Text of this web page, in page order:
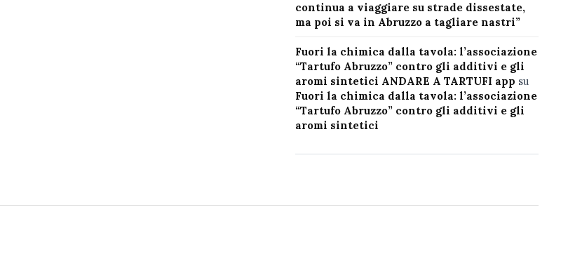
continua a viaggiare su strade dissestate,
ma poi si va in Abruzzo a tagliare nastri”
Fuori la chimica dalla tavola: l’associazione
“Tartufo Abruzzo” contro gli additivi e gli
aromi sintetici ANDARE A TARTUFI app su
Fuori la chimica dalla tavola: l’associazione
“Tartufo Abruzzo” contro gli additivi e gli
aromi sintetici